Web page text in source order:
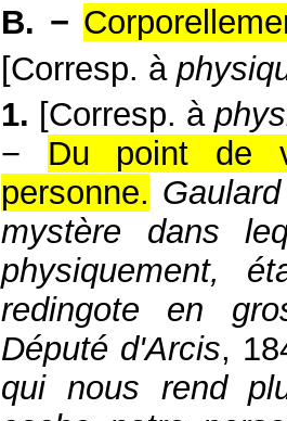
B. −
[Corresp. à
1. [Corresp. à
− Du point de
personne.
mystère dans
physiquement,
redingote en
Député d'Arcis,
qui nous rend